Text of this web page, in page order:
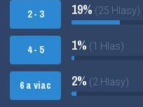
2 - 3
4 - 5
6 a viac
19% (25 Hlasy)
1% (1 Hlas)
2% (2 Hlasy)